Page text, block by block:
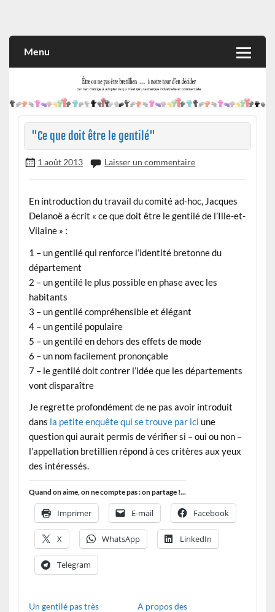
et commerciale
Menu
"Ce que doit être le gentilé"
1 août 2013 Laisser un commentaire
En introduction du travail du comité ad-hoc, Jacques
Delanoë a écrit « ce que doit être le gentilé de l’Ille-et-
Vilaine » :
1 – un gentilé qui renforce l’identité bretonne du
département
2 – un gentilé le plus possible en phase avec les
habitants
3 – un gentilé compréhensible et élégant
4 – un gentilé populaire
5 – un gentilé en dehors des effets de mode
6 – un nom facilement prononçable
7 – le gentilé doit contrer l’idée que les départements
vont disparaître
Je regrette profondément de ne pas avoir introduit
dans la petite enquête qui se trouve par ici une
question qui aurait permis de vérifier si – oui ou non –
l’appellation bretillien répond à ces critères aux yeux
des intéressés.
Quand on aime, on ne compte pas : on partage !...
Imprimer E-mail Facebook
X WhatsApp LinkedIn
Telegram
Un gentilé pas très
A propos des